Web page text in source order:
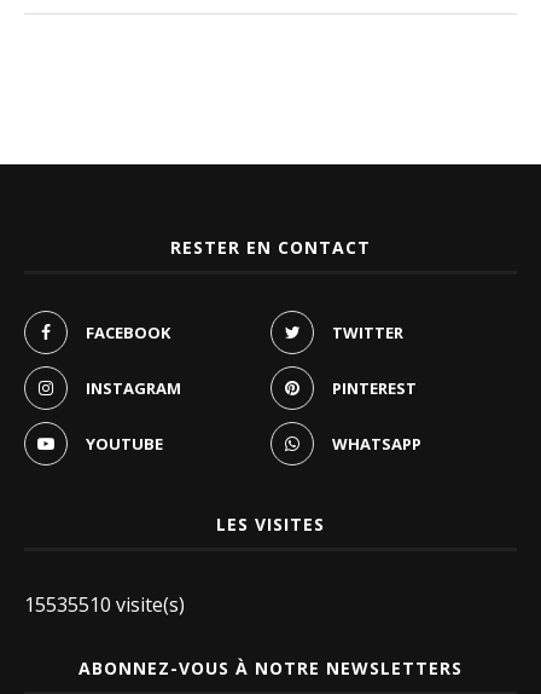
RESTER EN CONTACT
FACEBOOK TWITTER
INSTAGRAM PINTEREST
YOUTUBE WHATSAPP
LES VISITES
15535510 visite(s)
ABONNEZ-VOUS À NOTRE NEWSLETTERS